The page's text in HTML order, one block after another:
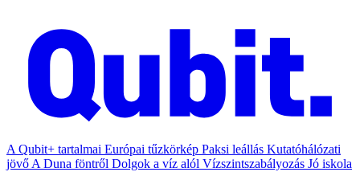
A Qubit+ tartalmai Európai tűzkörkép Paksi leállás Kutatóhálózati
jövő A Duna föntről Dolgok a víz alól Vízszintszabályozás Jó iskola